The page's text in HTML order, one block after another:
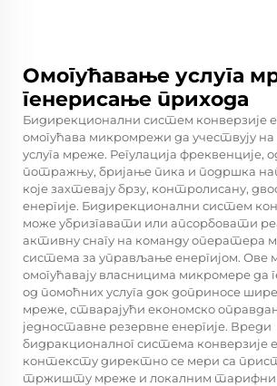
Омогућавање услуга
генерисање прихода
Бидирекционални систем конверзије
омогућава микромрежи да учествују
услуга мреже. Регулација фреквенције,
потражњу, бријање пика и подршка
које захтевају брзу, контролисану,
енергије. Бидирекционални систем
може убризгавати или апсорбовати
активну снагу на команду оператера
система за управљање енергијом. Ове
омогућавају власницима микромере да
од помоћних услуга док доприносе
мреже, стварајући економско
једноставне резервне енергије. Вреди
бидракционалног система конверзије
контексту директно се мери са
тржишту мреже и локалним